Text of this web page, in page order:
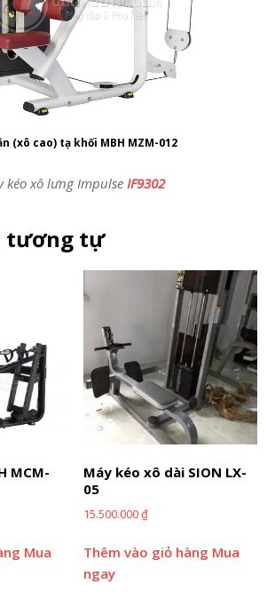
(xô cao) tạ khối MBH MZM-012
kéo xô lưng Impulse IF9302
tương tự
MCM-
Mua
Máy kéo xô dài SION LX-
05
15.500.000₫
Thêm vào giỏ hàng Mua
ngay